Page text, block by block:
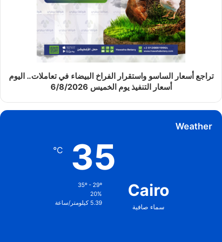
تراجع أسعار الساسو واستقرار الفراخ البيضاء في تعاملات.. اليوم
أسعار التنفيذ يوم الخميس 6/8/2026
Weather
Cairo
سماء صافية
35
℃
35º - 29º
20%
5.39 كيلومتر/ساعة